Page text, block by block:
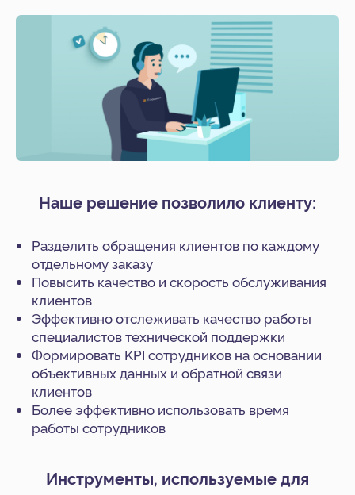
Наше решение позволило клиенту:
Разделить обращения клиентов по каждому
отдельному заказу
Повысить качество и скорость обслуживания
клиентов
Эффективно отслеживать качество работы
специалистов технической поддержки
Формировать KPI сотрудников на основании
объективных данных и обратной связи
клиентов
Более эффективно использовать время
работы сотрудников
Инструменты, используемые для
Услуги
Битрикс24
Интеграция Битрикс24 и 1С
Аудит Битрикс24
Маркет готовых решений
AI-система аналитики звонков
Битрикс24 Маркетплейс